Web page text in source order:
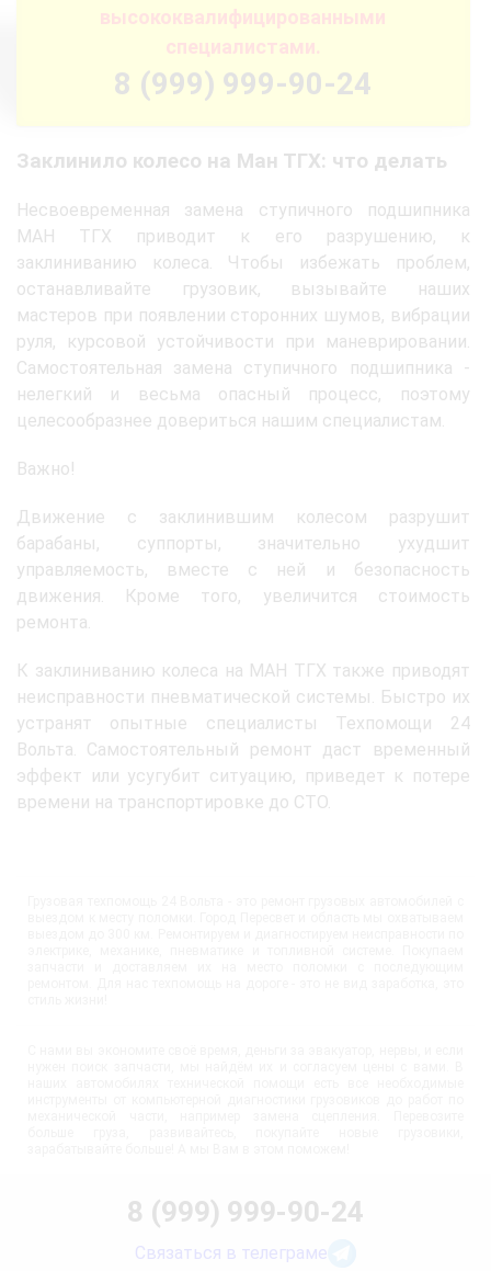
высококвалифицированными
специалистами.
8 (999) 999-90-24
Заклинило колесо на Ман ТГХ: что делать
Несвоевременная замена ступичного подшипника
МАН ТГХ приводит к его разрушению, к
заклиниванию колеса. Чтобы избежать проблем,
останавливайте грузовик, вызывайте наших
мастеров при появлении сторонних шумов, вибрации
руля, курсовой устойчивости при маневрировании.
Самостоятельная замена ступичного подшипника -
нелегкий и весьма опасный процесс, поэтому
целесообразнее довериться нашим специалистам.
Важно!
Движение с заклинившим колесом разрушит
барабаны, суппорты, значительно ухудшит
управляемость, вместе с ней и безопасность
движения. Кроме того, увеличится стоимость
ремонта.
К заклиниванию колеса на МАН ТГХ также приводят
неисправности пневматической системы. Быстро их
устранят опытные специалисты Техпомощи 24
Вольта. Самостоятельный ремонт даст временный
эффект или усугубит ситуацию, приведет к потере
времени на транспортировке до СТО.
8 (999) 999-90-24
Связаться в телеграме